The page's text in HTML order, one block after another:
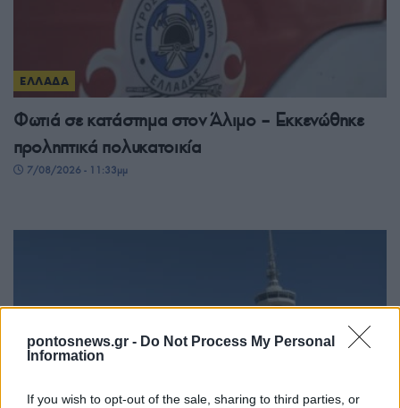
pontosnews.gr - Do Not Process My Personal
Information
If you wish to opt-out of the sale, sharing to third parties, or
ΕΛΛΑΔΑ
Φωτιά σε κατάστημα στον Άλιμο – Εκκενώθηκε
προληπτικά πολυκατοικία
7/08/2026 - 11:33μμ
ΕΛΛΑΔΑ